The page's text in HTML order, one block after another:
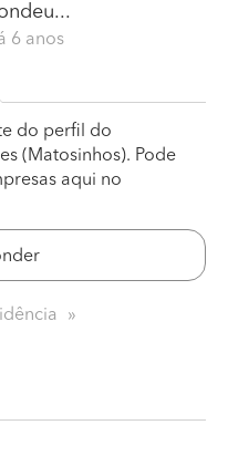
6 anos
do perfil do
(Matosinhos). Pode
aqui no